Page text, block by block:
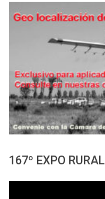
167º EXPO RURAL